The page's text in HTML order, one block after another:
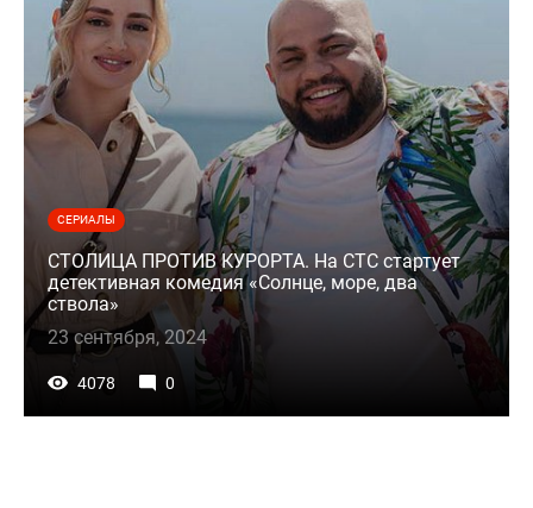
СЕРИАЛЫ
СТОЛИЦА ПРОТИВ КУРОРТА. На СТС стартует
детективная комедия «Солнце, море, два
ствола»
23 сентября, 2024
4078 0